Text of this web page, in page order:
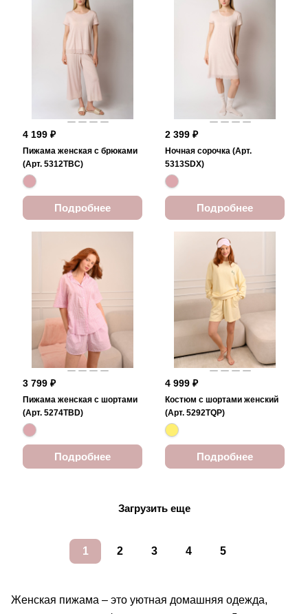
4 199 ₽
Пижама женская с брюками
(Арт. 5312TBC)
Подробнее
2 399 ₽
Ночная сорочка (Арт.
5313SDX)
Подробнее
3 799 ₽
Пижама женская с шортами
(Арт. 5274TBD)
Подробнее
4 999 ₽
Костюм с шортами женский
(Арт. 5292TQP)
Подробнее
Загрузить еще
1 2 3 4 5
Женская пижама – это уютная домашняя одежда,